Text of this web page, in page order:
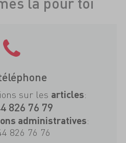
sur les articles:
826 76 79
administratives:
826 76 76